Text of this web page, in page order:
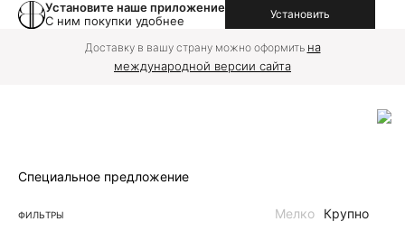
Установите наше приложение
С ним покупки удобнее
Установить
Доставку в вашу страну можно оформить на
международной версии сайта
Специальное предложение
ФИЛЬТРЫ Мелко Крупно